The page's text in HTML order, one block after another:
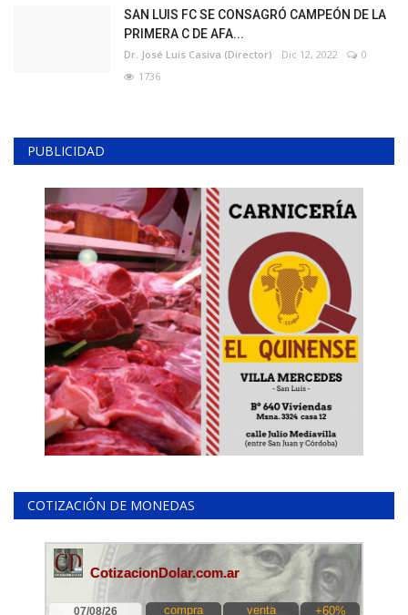
SAN LUIS FC SE CONSAGRÓ CAMPEÓN DE LA
PRIMERA C DE AFA...
Dr. José Luis Casiva (Director) Dic 12, 2022
0
1736
PUBLICIDAD
COTIZACIÓN DE MONEDAS